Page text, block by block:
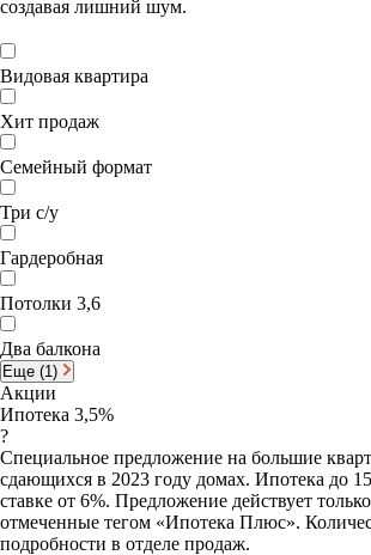
создавая лишний шум.
Видовая квартира
Хит продаж
Семейный формат
Три с/у
Гардеробная
Потолки 3,6
Два балкона
Еще (1)
Акции
Ипотека 3,5%
?
Специальное предложение на большие
сдающихся в 2023 году домах. Ипотека до
ставке от 6%. Предложение действует
отмеченные тегом «Ипотека Плюс».
подробности в отделе продаж.